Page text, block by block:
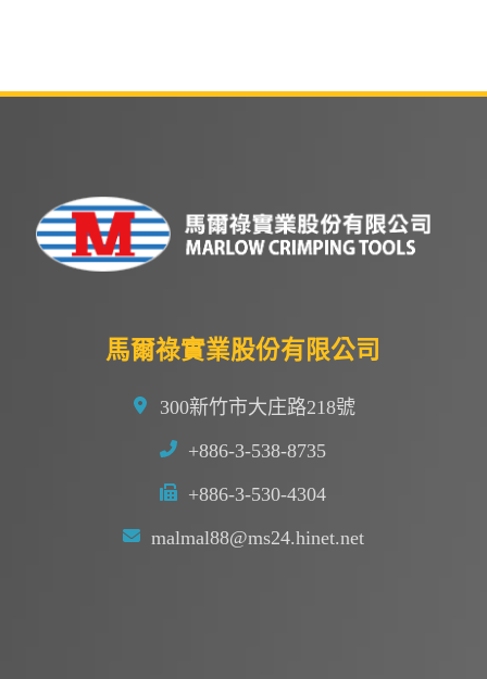
馬爾祿實業股份有限公司
300新竹市大庄路218號
+886-3-538-8735
+886-3-530-4304
malmal88@ms24.hinet.net